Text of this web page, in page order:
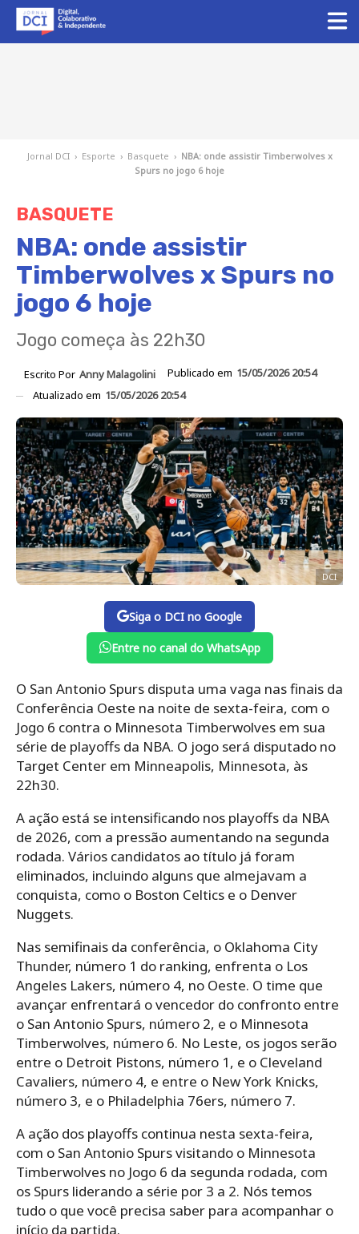
Jornal DCI › Esporte › Basquete › NBA: onde assistir Timberwolves x
Spurs no jogo 6 hoje
BASQUETE
NBA: onde assistir
Timberwolves x Spurs no
jogo 6 hoje
Jogo começa às 22h30
Escrito Por Anny Malagolini Publicado em 15/05/2026 20:54
Atualizado em 15/05/2026 20:54
DCI
Siga o DCI no Google
Entre no canal do WhatsApp
O San Antonio Spurs disputa uma vaga nas finais da
Conferência Oeste na noite de sexta-feira, com o
Jogo 6 contra o Minnesota Timberwolves em sua
série de playoffs da NBA. O jogo será disputado no
Target Center em Minneapolis, Minnesota, às
22h30.
A ação está se intensificando nos playoffs da NBA
de 2026, com a pressão aumentando na segunda
rodada. Vários candidatos ao título já foram
eliminados, incluindo alguns que almejavam a
conquista, como o Boston Celtics e o Denver
Nuggets.
Nas semifinais da conferência, o Oklahoma City
Thunder, número 1 do ranking, enfrenta o Los
Angeles Lakers, número 4, no Oeste. O time que
avançar enfrentará o vencedor do confronto entre
o San Antonio Spurs, número 2, e o Minnesota
Timberwolves, número 6. No Leste, os jogos serão
entre o Detroit Pistons, número 1, e o Cleveland
Cavaliers, número 4, e entre o New York Knicks,
número 3, e o Philadelphia 76ers, número 7.
A ação dos playoffs continua nesta sexta-feira,
com o San Antonio Spurs visitando o Minnesota
Timberwolves no Jogo 6 da segunda rodada, com
os Spurs liderando a série por 3 a 2. Nós temos
tudo o que você precisa saber para acompanhar o
início da partida.